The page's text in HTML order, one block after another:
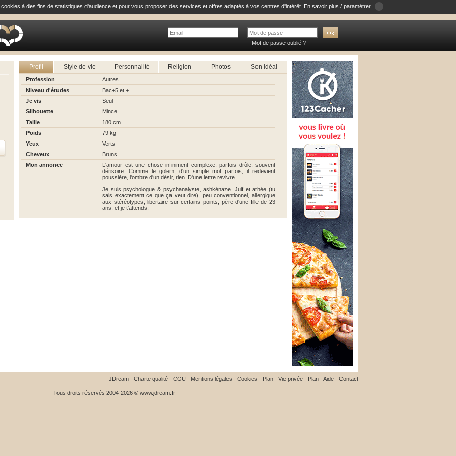
à des fins de statistiques d'audience et pour vous proposer des services et offres adaptés à vos centres d'intérêt. En savoir plus / paramétrer.
Mot de passe oublié ?
Profil Style de vie Personnalité Religion Photos Son idéal
Profession
Autres
Niveau d'études
Bac+5 et +
Je vis
Seul
Silhouette
Mince
Taille
180 cm
Poids
79 kg
Yeux
Verts
Cheveux
Bruns
Mon annonce
L'amour est une chose infiniment complexe, parfois drôle, souvent
dérisoire. Comme le golem, d'un simple mot parfois, il redevient
poussière, l'ombre d'un désir, rien. D'une lettre revivre.
Je suis psychologue & psychanalyste, ashkénaze. Juif et athée (tu
sais exactement ce que ça veut dire), peu conventionnel, allergique
aux stéréotypes, libertaire sur certains points, père d'une fille de 23
ans, et je t'attends.
JDream - Charte qualité - CGU - Mentions légales - Cookies - Plan - Vie privée - Plan -Aide - Contact
Tous droits réservés 2004-2026 © www.jdream.fr